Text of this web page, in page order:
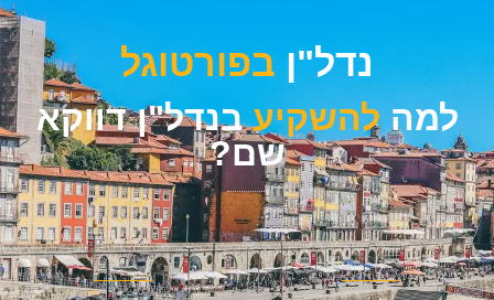
נדל"ן בפורטוגל
למהלהשקיעבנדל"ן דווקא
שם?